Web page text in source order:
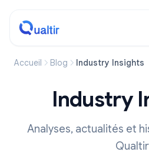
Accueil Blog Industry Insights
Industry
Analyses, actualités et
Qualtir